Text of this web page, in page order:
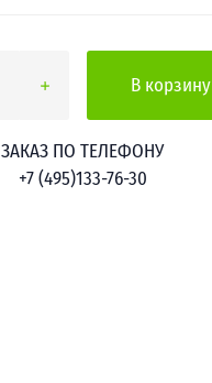
В корзину
ЗАКАЗ ПО ТЕЛЕФОНУ
+7 (495)133-76-30